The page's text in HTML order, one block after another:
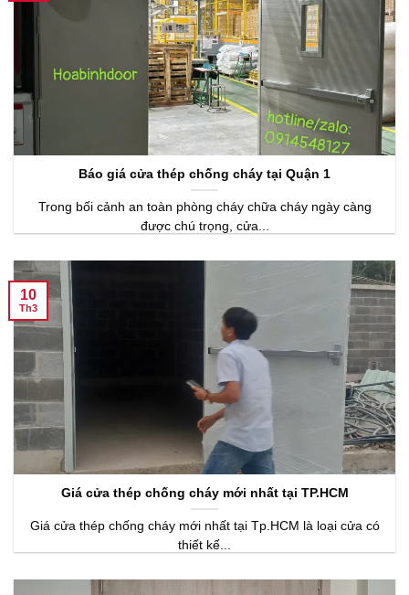
Báo giá cửa thép chống cháy tại Quận 1
Trong bối cảnh an toàn phòng cháy chữa cháy ngày càng
được chú trọng, cửa...
Giá cửa thép chống cháy mới nhất tại TP.HCM
Giá cửa thép chống cháy mới nhất tại Tp.HCM là loại cửa có
thiết kế...
10
Th3